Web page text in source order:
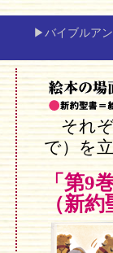
▶バイブルア
それぞ
で）を
「第9
（新約